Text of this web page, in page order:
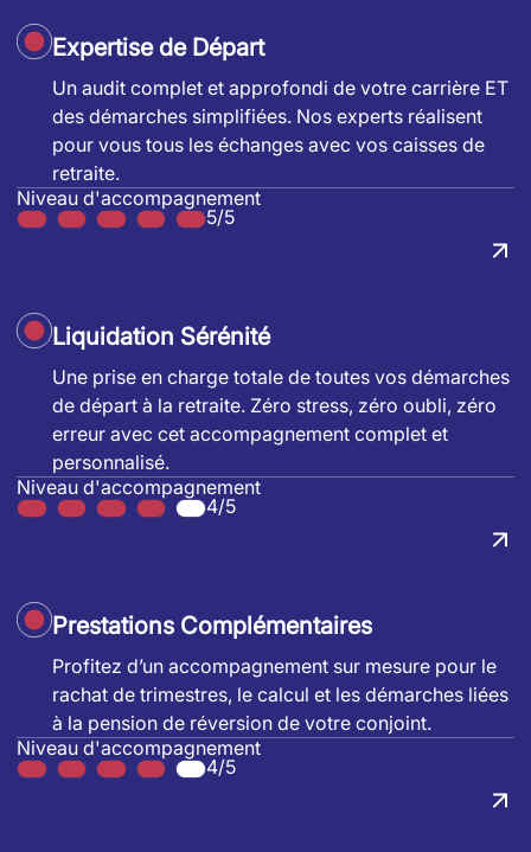
Expertise de Départ
Un audit complet et approfondi de votre carrière ET
des démarches simplifiées. Nos experts réalisent
pour vous tous les échanges avec vos caisses de
retraite.
Niveau d'accompagnement
5/5
Liquidation Sérénité
Une prise en charge totale de toutes vos démarches
de départ à la retraite. Zéro stress, zéro oubli, zéro
erreur avec cet accompagnement complet et
personnalisé.
Niveau d'accompagnement
4/5
Prestations Complémentaires
Profitez d’un accompagnement sur mesure pour le
rachat de trimestres, le calcul et les démarches liées
à la pension de réversion de votre conjoint.
Niveau d'accompagnement
4/5